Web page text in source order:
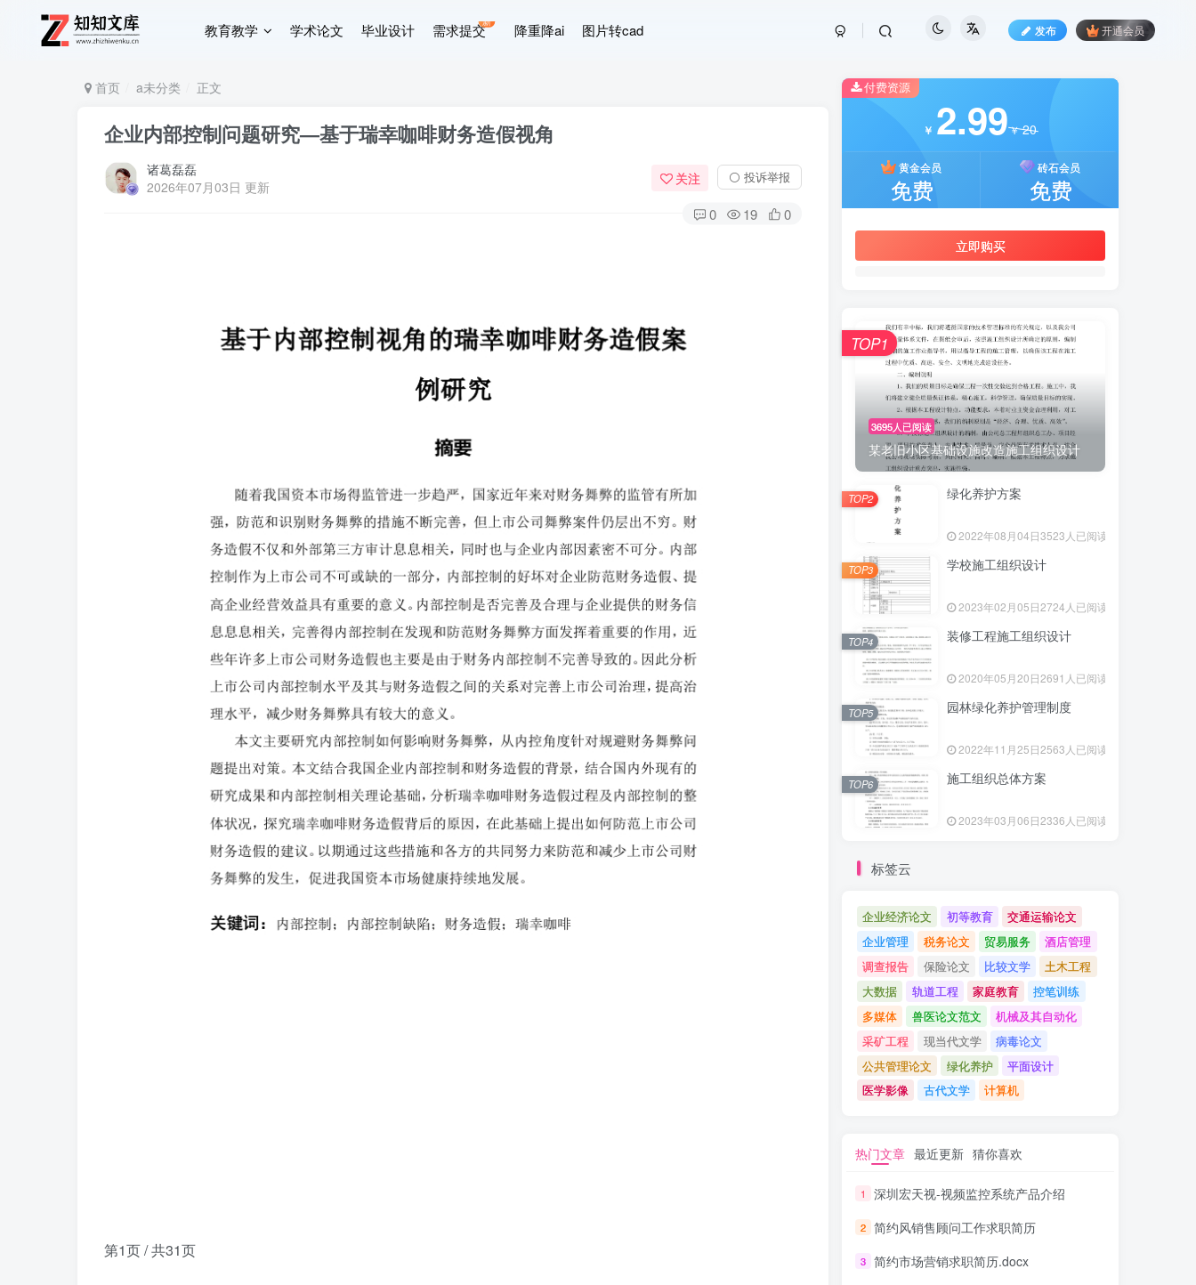
教育教学 学术论文 毕业设计 需求提交新 降重降ai 图片转cad 发布 开通会员
首页 a未分类 正文
企业内部控制问题研究—基于瑞幸咖啡财务造假视角
诸葛磊磊
2026年07月03日 更新
关注 ⚪ 投诉举报
0 19 0
第1页 / 共31页
付费资源
￥ 2.99￥20
黄金会员
免费
砖石会员
免费
立即购买
3695人已阅读
某老旧小区基础设施改造施工组织设计
TOP1
绿化养护方案
2022年08月04日3523人已阅读
TOP2
学校施工组织设计
2023年02月05日2724人已阅读
TOP3
装修工程施工组织设计
2020年05月20日2691人已阅读
TOP4
园林绿化养护管理制度
2022年11月25日2563人已阅读
TOP5
施工组织总体方案
2023年03月06日2336人已阅读
TOP6
标签云
企业经济论文 初等教育
交通运输论文
企业管理
税务论文 贸易服务
酒店管理
调查报告
保险论文 比较文学
土木工程
大数据
轨道工程 家庭教育
控笔训练
多媒体
兽医论文范文
机械及其自动化
采矿工程
现当代文学
病毒论文
公共管理论文
绿化养护
平面设计
医学影像
古代文学 计算机
热门文章 最近更新 猜你喜欢
1 深圳宏天视-视频监控系统产品介绍
2 简约风销售顾问工作求职简历
3 简约市场营销求职简历.docx